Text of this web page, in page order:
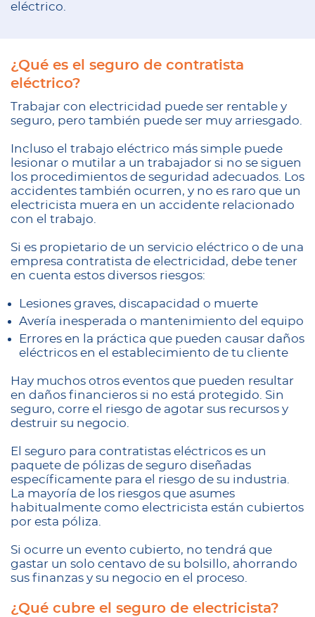
eléctrico.
¿Qué es el seguro de contratista
eléctrico?
Trabajar con electricidad puede ser rentable y
seguro, pero también puede ser muy arriesgado.
Incluso el trabajo eléctrico más simple puede
lesionar o mutilar a un trabajador si no se siguen
los procedimientos de seguridad adecuados. Los
accidentes también ocurren, y no es raro que un
electricista muera en un accidente relacionado
con el trabajo.
Si es propietario de un servicio eléctrico o de una
empresa contratista de electricidad, debe tener
en cuenta estos diversos riesgos:
Lesiones graves, discapacidad o muerte
Avería inesperada o mantenimiento del equipo
Errores en la práctica que pueden causar daños
eléctricos en el establecimiento de tu cliente
Hay muchos otros eventos que pueden resultar
en daños financieros si no está protegido. Sin
seguro, corre el riesgo de agotar sus recursos y
destruir su negocio.
El seguro para contratistas eléctricos es un
paquete de pólizas de seguro diseñadas
específicamente para el riesgo de su industria.
La mayoría de los riesgos que asumes
habitualmente como electricista están cubiertos
por esta póliza.
Si ocurre un evento cubierto, no tendrá que
gastar un solo centavo de su bolsillo, ahorrando
sus finanzas y su negocio en el proceso.
¿Qué cubre el seguro de electricista?